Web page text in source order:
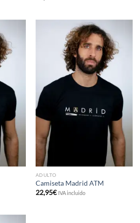
ADULTO
Camiseta Madrid ATM
22,95€ IVA incluido